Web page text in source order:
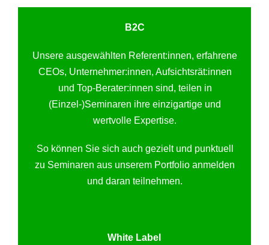
B2C
Unsere ausgewählten Referent:innen, erfahrene
CEOs, Unternehmer:innen, Aufsichtsrät:innen
und Top-Berater:innen sind, teilen in
(Einzel-)Seminaren ihre einzigartige und
wertvolle Expertise.
So können Sie sich auch gezielt und punktuell
zu Seminaren aus unserem Portfolio anmelden
und daran teilnehmen.
White Label